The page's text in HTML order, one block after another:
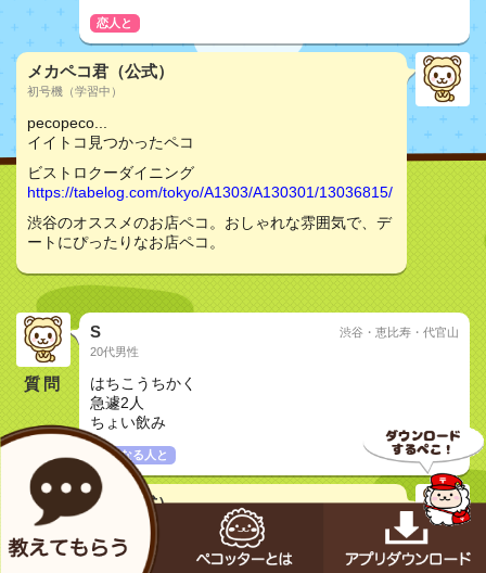
恋人と
メカペコ君（公式）
初号機（学習中）
pecopeco...
イイトコ見つかったペコ
ビストロクーダイニング
https://tabelog.com/tokyo/A1303/A130301/13036815/
渋谷のオススメのお店ペコ。おしゃれな雰囲気で、デ
ートにぴったりなお店ペコ。
質問
S
20代男性
渋谷・恵比寿・代官山
はちこうちかく
急遽2人
ちょい飲み
気になる人と
メカペコ君（公式）
初号機（学習中）
pecopeco...